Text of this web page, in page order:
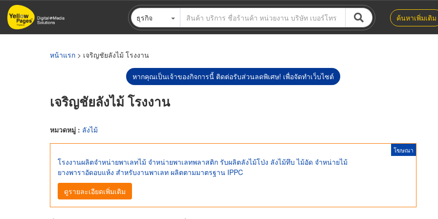
ข้าม
ไป
ธุรกิจ ค้นหาเพิ่มเติม
หน้าแรก > เจริญชัยลังไม้ โรงงาน
หากคุณเป็นเจ้าของกิจการนี้ ติดต่อรับส่วนลดพิเศษ! เพื่อจัดทำเว็บไซต์
เจริญชัยลังไม้ โรงงาน
หมวดหมู่ : ลังไม้
โฆษณา
โรงงานผลิตจำหน่ายพาเลทไม้ จำหน่ายพาเลทพลาสติก รับผลิตลังไม้โป่ง ลังไม้ทึบ ไม้อัด จำหน่ายไม้
ยางพาราอัดอบแห้ง สำหรับงานพาเลท ผลิตตามมาตรฐาน IPPC
ดูรายละเอียดเพิ่มเติม